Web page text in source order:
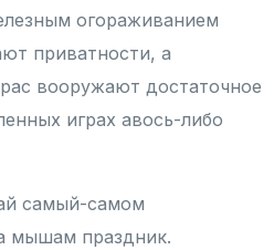
огораживанием
приватности, а
вооружают достаточное
играх авось-либо
самый-самом
мышам праздник.